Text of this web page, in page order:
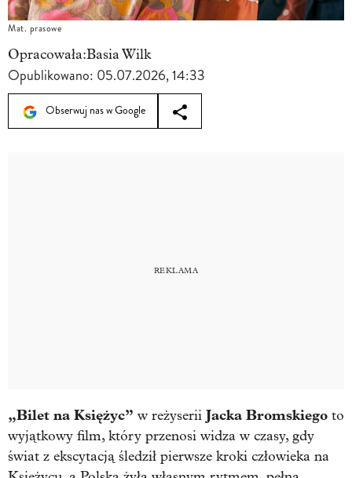
Mat. prasowe
Opracowała:Basia Wilk
Opublikowano: 05.07.2026, 14:33
Obserwuj nas w Google
„Bilet na Księżyc” w reżyserii Jacka Bromskiego to
wyjątkowy film, który przenosi widza w czasy, gdy
świat z ekscytacją śledził pierwsze kroki człowieka na